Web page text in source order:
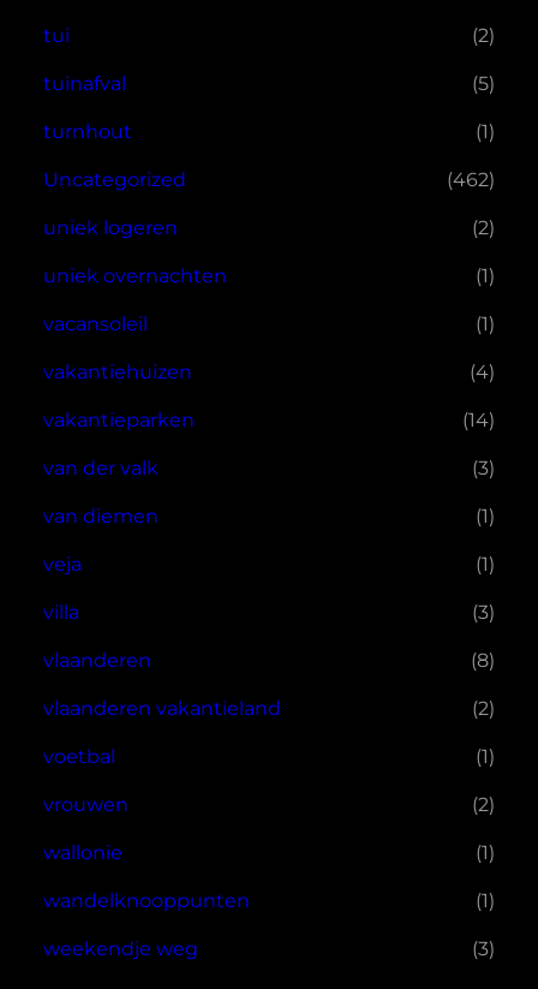
tui (2)
tuinafval (5)
turnhout (1)
Uncategorized (462)
uniek logeren (2)
uniek overnachten (1)
vacansoleil (1)
vakantiehuizen (4)
vakantieparken (14)
van der valk (3)
van diemen (1)
veja (1)
villa (3)
vlaanderen (8)
vlaanderen vakantieland (2)
voetbal (1)
vrouwen (2)
wallonie (1)
wandelknooppunten (1)
weekendje weg (3)